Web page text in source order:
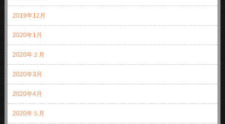
2019年12月
2020年1月
2020年２月
2020年3月
2020年4月
2020年５月